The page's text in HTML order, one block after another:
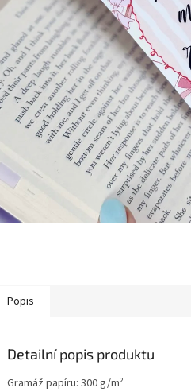
Popis
Detailní popis produktu
Gramáž papíru: 300g/m²